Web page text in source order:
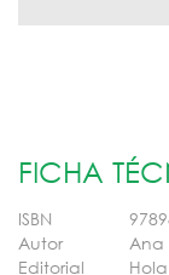
FICHA
ISBN
Autor
Ana
Editorial